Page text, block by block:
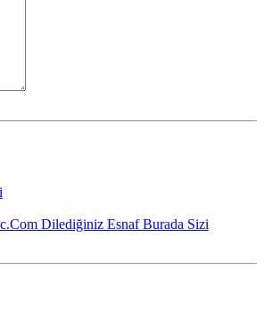
Dilediğiniz Esnaf Burada Sizi